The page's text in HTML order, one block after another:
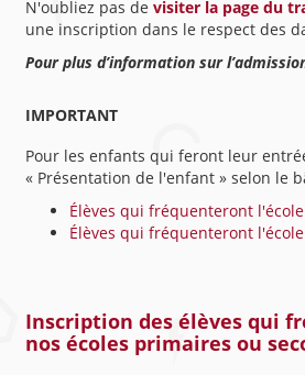
N'oubliez pas de visiter la page du
une inscription dans le respect des
Pour plus d’information sur
IMPORTANT
Pour les enfants qui feront leur
« Présentation de l'enfant » selon le
Élèves qui fréquenteront l'école
Élèves qui fréquenteront l'école
Inscription des élèves qui
nos écoles primaires ou